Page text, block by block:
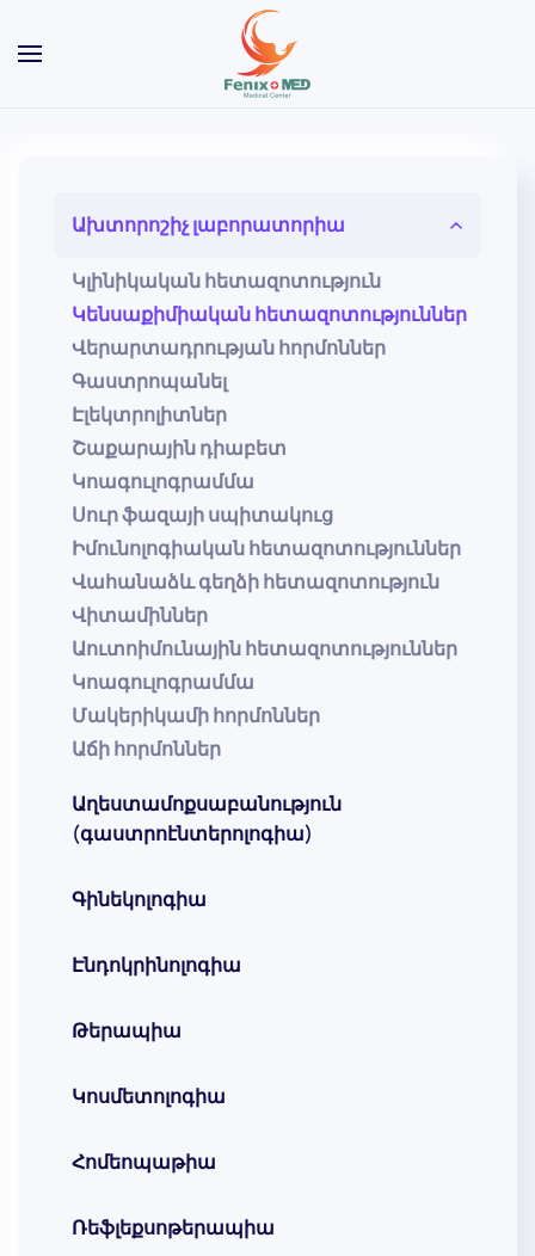
Skip to main content
Ախտորոշիչ լաբորատորիա
Կլինիկական հետազոտություն
Կենսաքիմիական հետազոտություններ
Վերարտադրության հորմոններ
Գաստրոպանել
Էլեկտրոլիտներ
Շաքարային դիաբետ
Կոագուլոգրամմա
Սուր ֆազայի սպիտակուց
Իմունոլոգիական հետազոտություններ
Վահանաձև գեղձի հետազոտություն
Վիտամիններ
Աուտոիմունային հետազոտություններ
Կոագուլոգրամմա
Մակերիկամի հորմոններ
Աճի հորմոններ
Աղեստամոքսաբանություն
(գաստրոէնտերոլոգիա)
Գինեկոլոգիա
Էնդոկրինոլոգիա
Թերապիա
Կոսմետոլոգիա
Հոմեոպաթիա
Ռեֆլեքսոթերապիա